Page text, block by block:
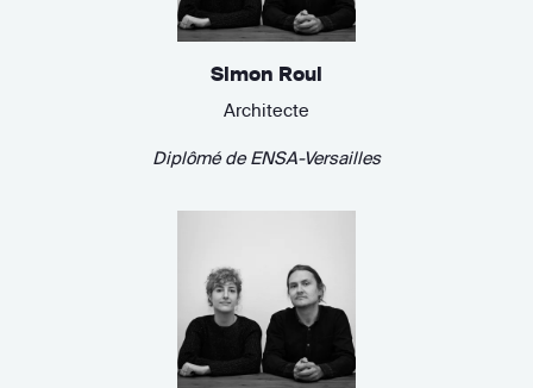
Simon Roul
Architecte
Diplômé deENSA-Versailles